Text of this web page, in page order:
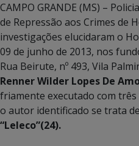
CAMPO GRANDE (MS) –
de Repressão aos Crimes de
investigações elucidaram o
09 de junho de 2013, nos
Rua Beirute, nº 493, Vila
Renner Wilder Lopes De
friamente executado com
o autor identificado se trata de
“Leleco”(24).